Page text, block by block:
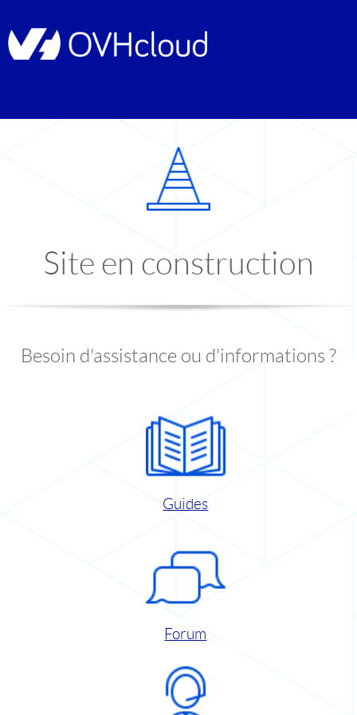
Site en construction
Besoin d'assistance ou d'informations ?
Guides
Forum